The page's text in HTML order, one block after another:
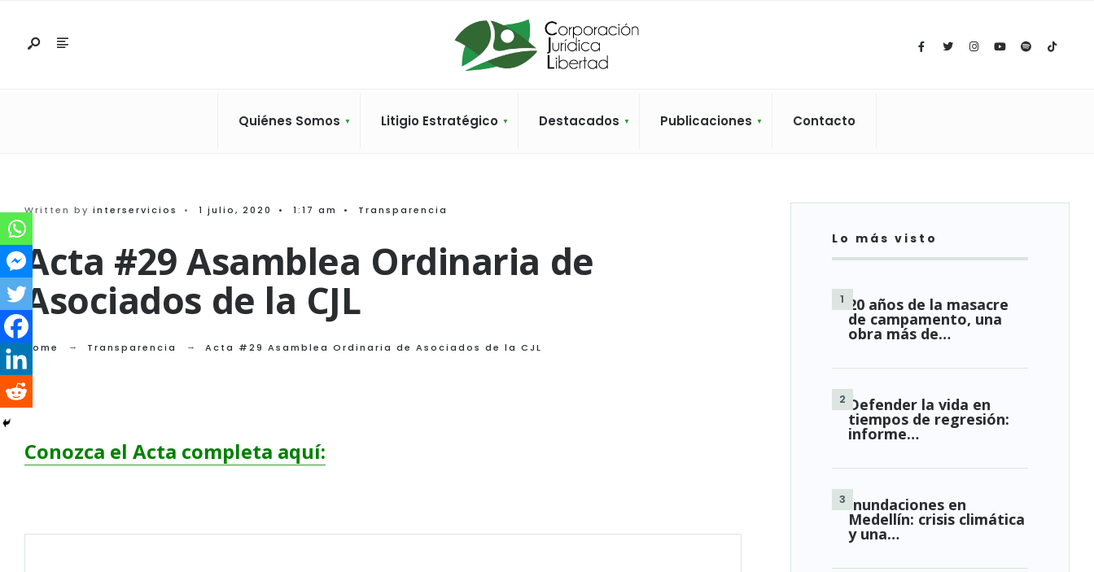
Quiénes Somos Litigio Estratégico Destacados Publicaciones Contacto
Written by interservicios • 1 julio, 2020 • 1:17 am • Transparencia
Acta #29 Asamblea Ordinaria de
Asociados de la CJL
Home Transparencia Acta #29 Asamblea Ordinaria de Asociados de la CJL
Conozca el Acta completa aquí:
Lo más visto
20 años de la masacre
de campamento, una
obra más de…
Defender la vida en
tiempos de regresión:
informe…
Inundaciones en
Medellín: crisis climática
y una…